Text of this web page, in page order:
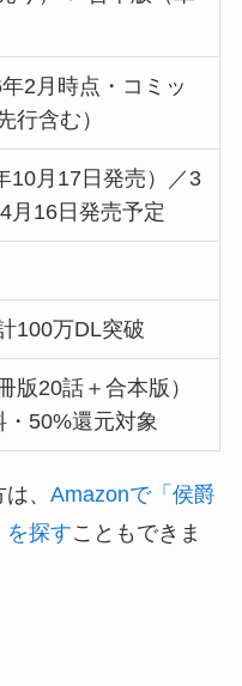
2月時点・コミッ
行含む）
10月17日発売）／3
月16日発売予定
100万DL突破
版20話＋合本版）
・50%還元対象
、 Amazonで「侯爵
を探すこともできま